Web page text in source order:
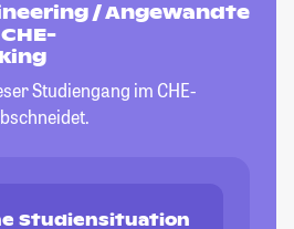
/ Angewandte
Studiengang im CHE-
Studiensituation